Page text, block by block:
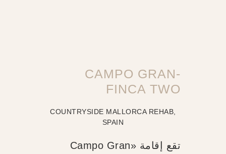
CAMPO GRAN-
FINCA TWO
COUNTRYSIDE MALLORCA REHAB,
SPAIN
تقع إقامة «Campo Gran